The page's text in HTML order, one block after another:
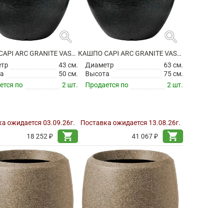
search
КАШПО CAPI ARC GRANITE VASE ELEGANT DELUXE BLACK
43 см.
50 см.
по
2 шт.
ожидается 03.09.26г.
18 252 ₽
shopping_cart
search
КАШПО CAPI ARC GRANITE VASE ELEGANT DELUXE BLACK
Диаметр
63 см.
Высота
75 см.
Продается по
2 шт.
Поставка ожидается 13.08.26г.
41 067 ₽
shopping_cart